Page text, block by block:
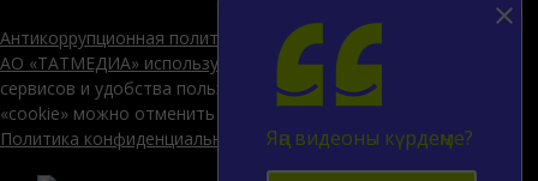
Антикоррупционная политика
АО «ТАТМЕДИА» использует «cookie»для персонализации
сервисов и удобства пользователей сайтом. Использование
«cookie» можно отменить в настройках браузера.
Политика конфиденциальности
Яңа видеоны күрдеңме?